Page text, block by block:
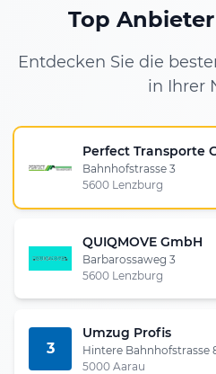
Top
Entdecken Sie die
in Ihrer
Perfect Transporte
Bahnhofstrasse 3
5600 Lenzburg
QUIQMOVE GmbH
Barbarossaweg 3
5600 Lenzburg
3
Umzug Profis
Hintere Bahnhofstrasse
5000 Aarau